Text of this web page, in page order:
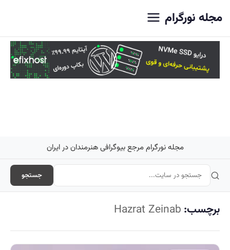
مجله نورگرام
مجله نورگرام مرجع بیوگرافی هنرمندان در ایران
جستجو
برچسب: Hazrat Zeinab